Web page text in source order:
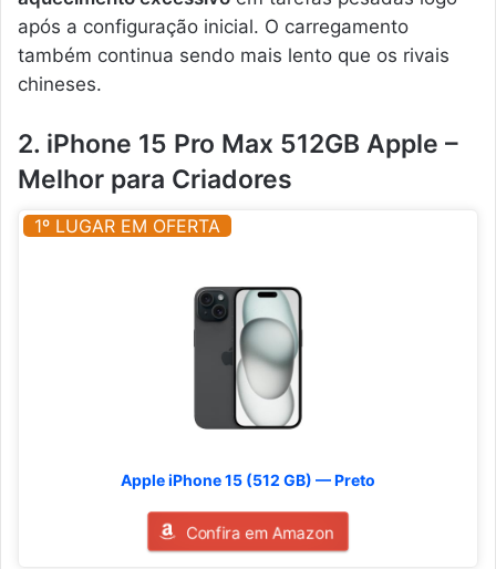
após a configuração inicial. O carregamento
também continua sendo mais lento que os rivais
chineses.
2. iPhone 15 Pro Max 512GB Apple –
Melhor para Criadores
1º LUGAR EM OFERTA
Apple iPhone 15 (512 GB) — Preto
Confira em Amazon